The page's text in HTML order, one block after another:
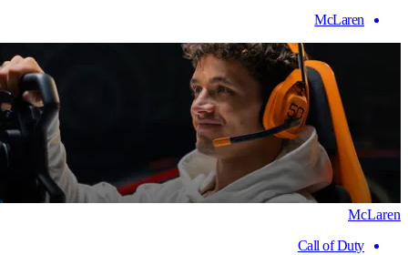
McLaren
McLaren
Call of Duty